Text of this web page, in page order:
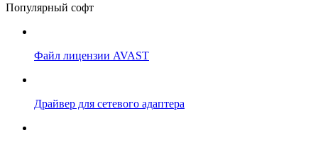
Популярный софт
Файл лицензии AVAST
Драйвер для сетевого адаптера